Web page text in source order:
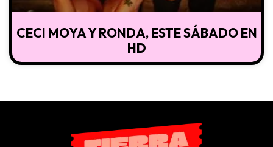
CECI MOYA Y RONDA, ESTE SÁBADO EN
HD